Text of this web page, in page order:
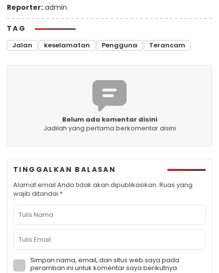
Reporter: admin
TAG
Jalan keselamatan Pengguna Terancam
Belum ada komentar disini
Jadilah yang pertama berkomentar disini
TINGGALKAN BALASAN
Alamat email Anda tidak akan dipublikasikan. Ruas yang
wajib ditandai *
Simpan nama, email, dan situs web saya pada
peramban ini untuk komentar saya berikutnya.